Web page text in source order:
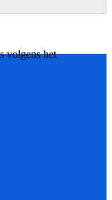
volgens het